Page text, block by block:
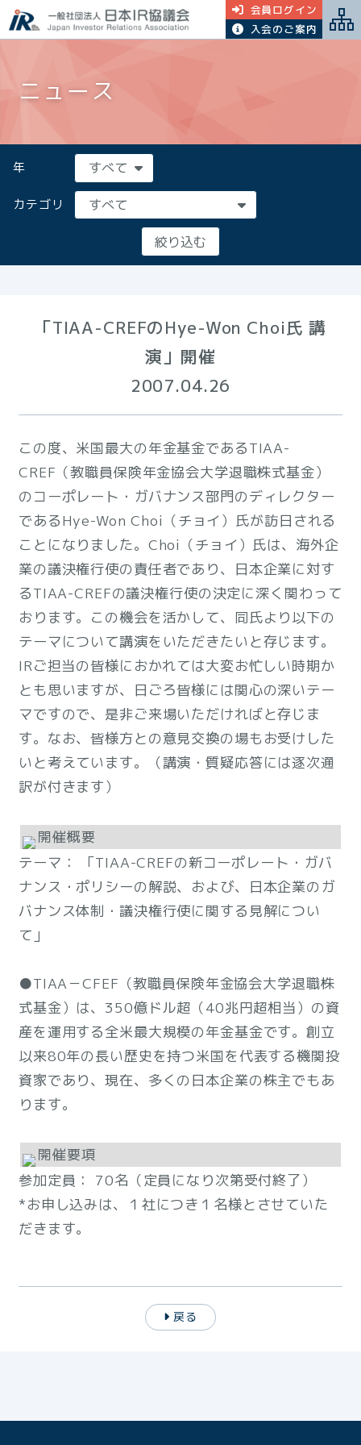
会員ログイン
入会のご案内
ニュース
年
カテゴリ
「TIAA-CREFのHye-Won Choi氏 講
演」開催
2007.04.26
この度、米国最大の年金基金であるTIAA-
CREF（教職員保険年金協会大学退職株式基金）
のコーポレート・ガバナンス部門のディレクター
であるHye-Won Choi（チョイ）氏が訪日される
ことになりました。Choi（チョイ）氏は、海外企
業の議決権行使の責任者であり、日本企業に対す
るTIAA-CREFの議決権行使の決定に深く関わって
おります。この機会を活かして、同氏より以下の
テーマについて講演をいただきたいと存じます。
IRご担当の皆様におかれては大変お忙しい時期か
とも思いますが、日ごろ皆様には関心の深いテー
マですので、是非ご来場いただければと存じま
す。なお、皆様方との意見交換の場もお受けした
いと考えています。（講演・質疑応答には逐次通
訳が付きます）
開催概要
テーマ： 「TIAA-CREFの新コーポレート・ガバ
ナンス・ポリシーの解説、および、日本企業のガ
バナンス体制・議決権行使に関する見解につい
て」
●TIAA－CFEF（教職員保険年金協会大学退職株
式基金）は、350億ドル超（40兆円超相当）の資
産を運用する全米最大規模の年金基金です。創立
以来80年の長い歴史を持つ米国を代表する機関投
資家であり、現在、多くの日本企業の株主でもあ
ります。
開催要項
参加定員： 70名（定員になり次第受付終了）
*お申し込みは、１社につき１名様とさせていた
だきます。
戻る